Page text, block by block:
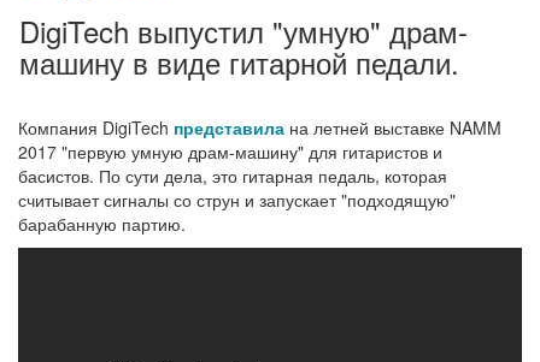
DigiTech выпустил "умную" драм-
машину в виде гитарной педали.
Компания DigiTech представила на летней выставке NAMM
2017 "первую умную драм-машину" для гитаристов и
басистов. По сути дела, это гитарная педаль, которая
считывает сигналы со струн и запускает "подходящую"
барабанную партию.